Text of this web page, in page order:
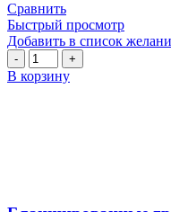
Сравнить
Быстрый просмотр
Добавить в список
Количество
товара
Бланшированные
В корзину